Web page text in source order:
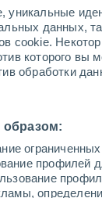
уникальные
данных,
cookie.
которого вы
обработки
профилей
Тип покрытия у
Тип покрытия на